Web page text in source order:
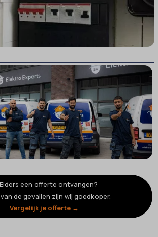
een offerte ontvangen?
de gevallen zijn wij goedkoper.
Vergelijk je offerte →